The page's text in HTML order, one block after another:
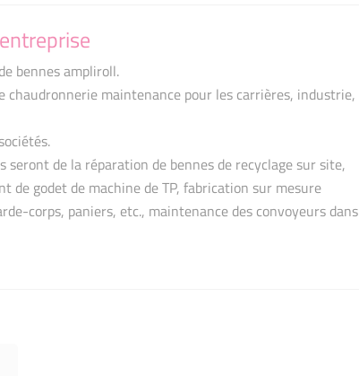
bennes ampliroll.
chaudronnerie maintenance pour les carrières, industrie,
seront de la réparation de bennes de recyclage sur site,
de godet de machine de TP, fabrication sur mesure
corps, paniers, etc., maintenance des convoyeurs dans